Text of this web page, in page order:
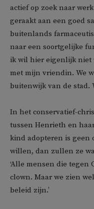
actief op zoek naar
geraakt aan een goed
buitenlands
naar een soortgelijke
ik wil hier eigenlijk niet
met mijn vriendin. We
buitenwijk van de stad.
In het conservatief-
tussen Henrieth en
kind adopteren is geen
willen, dan zullen ze
‘Alle mensen die
clown. Maar we zien
beleid zijn.’